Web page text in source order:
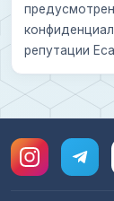
репутации